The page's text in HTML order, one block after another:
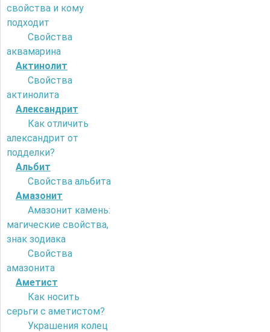
свойства и кому
подходит
Свойства
аквамарина
Актинолит
Свойства
актинолита
Александрит
Как отличить
александрит от
подделки?
Альбит
Свойства альбита
Амазонит
Амазонит камень:
магические свойства,
знак зодиака
Свойства
амазонита
Аметист
Как носить
серьги с аметистом?
Украшения колец